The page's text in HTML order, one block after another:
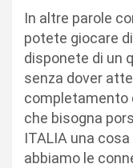
In altre parole
potete giocare
disponete di un
senza dover
completamento
che bisogna
ITALIA una
abbiamo le